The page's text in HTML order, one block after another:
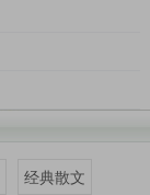
经典散文